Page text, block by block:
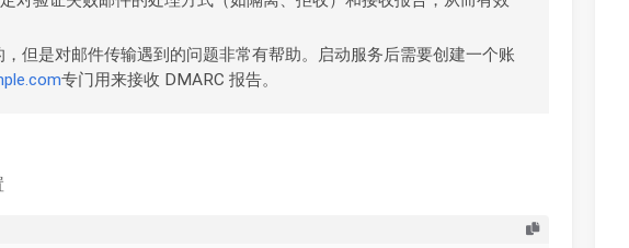
但是对邮件传输遇到的问题非常有帮助。启动服务后需要创建一个账
专门用来接收 DMARC 报告。